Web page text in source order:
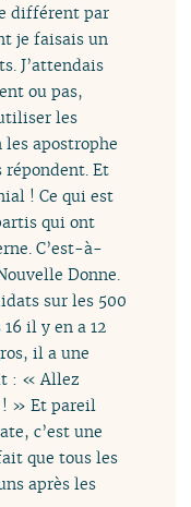
différent par
je faisais un
J’attendais
ou pas,
les
les apostrophe
Et
! Ce qui est
qui ont
C’est-à-
Donne.
sur les 500
il y en a 12
il a une
: « Allez
! » Et pareil
c’est une
que tous les
après les